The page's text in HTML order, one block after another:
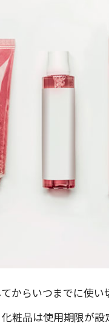
からいつまでに使い
粧品は使用期限が